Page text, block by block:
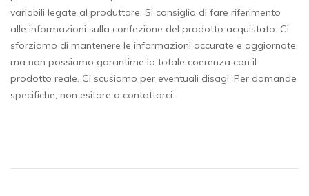
variabili legate al produttore. Si consiglia di fare riferimento
alle informazioni sulla confezione del prodotto acquistato. Ci
sforziamo di mantenere le informazioni accurate e aggiornate,
ma non possiamo garantirne la totale coerenza con il
prodotto reale. Ci scusiamo per eventuali disagi. Per domande
specifiche, non esitare a contattarci.